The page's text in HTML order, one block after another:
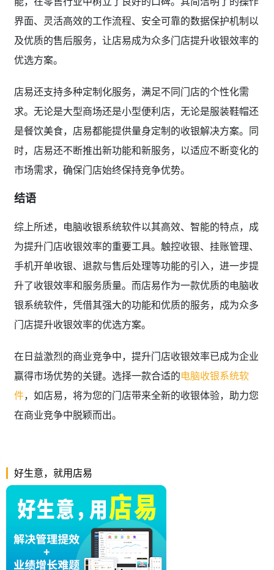
界面、灵活高效的工作流程、安全可靠的数据保护机制以
及优质的售后服务，让店易成为众多门店提升收银效率的
优选方案。
店易还支持多种定制化服务，满足不同门店的个性化需
求。无论是大型商场还是小型便利店，无论是服装鞋帽还
是餐饮美食，店易都能提供量身定制的收银解决方案。同
时，店易还不断推出新功能和新服务，以适应不断变化的
市场需求，确保门店始终保持竞争优势。
结语
综上所述，电脑收银系统软件以其高效、智能的特点，成
为提升门店收银效率的重要工具。触控收银、挂账管理、
手机开单收银、退款与售后处理等功能的引入，进一步提
升了收银效率和服务质量。而店易作为一款优质的电脑收
银系统软件，凭借其强大的功能和优质的服务，成为众多
门店提升收银效率的优选方案。
在日益激烈的商业竞争中，提升门店收银效率已成为企业
赢得市场优势的关键。选择一款合适的电脑收银系统软
件，如店易，将为您的门店带来全新的收银体验，助力您
在商业竞争中脱颖而出。
好生意，就用店易